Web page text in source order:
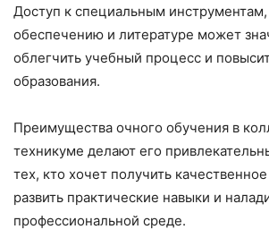
Доступ к специальным
обеспечению и литературе может
облегчить учебный процесс и
образования.
Преимущества очного обучения в
техникуме делают его
тех, кто хочет получить
развить практические навыки и
профессиональной среде.